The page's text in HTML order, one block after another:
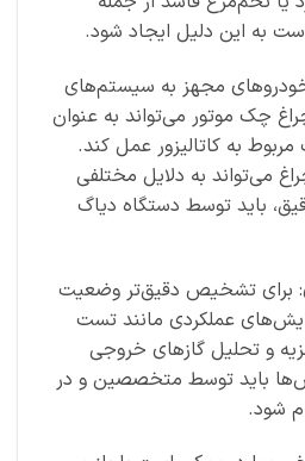
به این دلیل ایجاد شود.
مجهز به سیستم‌های
چک موتور می‌تواند به عنوان
به کاتالیزور عمل کند.
می‌تواند به دلایل مختلفی
باید توسط دستگاه دیاگ
برای تشخیص دقیق‌تر وضعیت
عملکردی مانند تست
و تحلیل گازهای خروجی
باید توسط متخصصین و در
شود.